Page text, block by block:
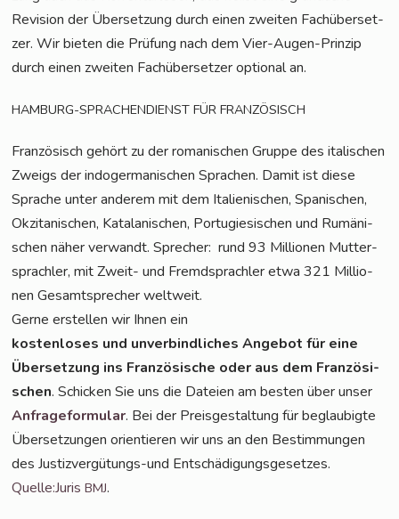
Revi­si­on der Über­set­zung durch einen zwei­ten Fach­über­set­
zer. Wir bie­ten die Prü­fung nach dem Vier-Augen-Prin­zip
durch einen zwei­ten Fach­über­set­zer optio­nal an.
HAMBURG-SPRACHENDIENST FÜR FRANZÖSISCH
Fran­zö­sisch gehört zu der roma­ni­schen Grup­pe des ita­li­schen
Zweigs der indo­ger­ma­ni­schen Spra­chen. Damit ist die­se
Spra­che unter ande­rem mit dem Ita­lie­ni­schen, Spa­ni­schen,
Okzita­ni­schen, Kata­la­ni­schen, Por­tu­gie­si­schen und Rumä­ni­
schen näher ver­wandt. Spre­cher: rund 93 Mil­lio­nen Mut­ter­
sprach­ler, mit Zweit- und Fremd­sprach­ler etwa 321 Mil­lio­
nen Gesamt­spre­cher weltweit.
Ger­ne erstel­len wir Ihnen ein
kos­ten­lo­ses und unver­bind­li­ches Ange­bot für eine
Über­set­zung ins Fran­zö­si­sche oder aus dem Fran­zö­si­
schen. Schi­cken Sie uns die Datei­en am bes­ten über unser
Anfra­ge­for­mu­lar. Bei der Preis­ge­stal­tung für beglau­big­te
Über­set­zun­gen ori­en­tie­ren wir uns an den Bestim­mun­gen
des Jus­tiz­ver­gü­tungs-und Ent­schä­di­gungs­ge­set­zes.
Quelle:JurisBMJ.